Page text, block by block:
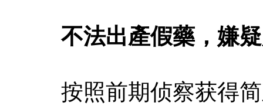
不法出產假藥，嫌
按照前期侦察获得